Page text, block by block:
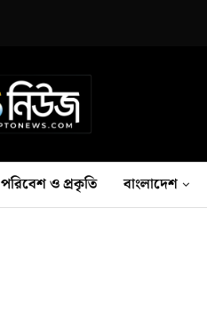
পরিবেশ ও প্রকৃতি বাংলাদেশ